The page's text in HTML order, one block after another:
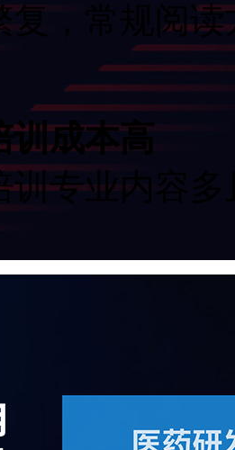
复，常规阅
训成本高
训专业内容多